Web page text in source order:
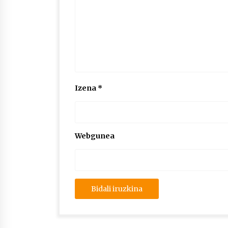
Izena *
Webgunea